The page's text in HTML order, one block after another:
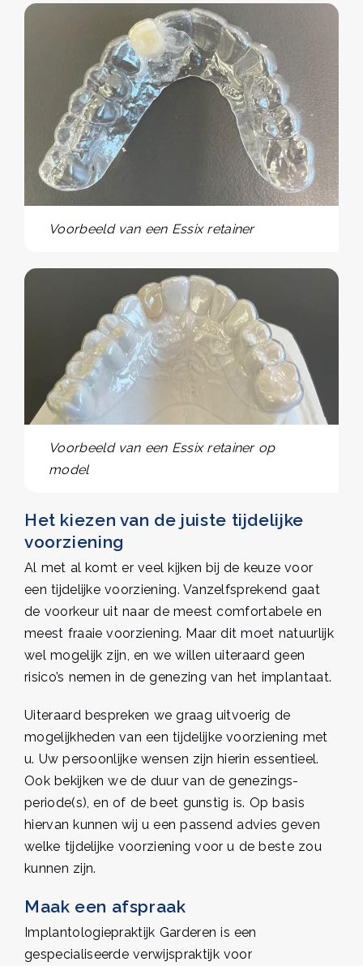
Voorbeeld van een Essix retainer
Voorbeeld van een Essix retainer op
model
Het kiezen van de juiste tijdelijke
voorziening
Al met al komt er veel kijken bij de keuze voor
een tijdelijke voorziening. Vanzelfsprekend gaat
de voorkeur uit naar de meest comfortabele en
meest fraaie voorziening. Maar dit moet natuurlijk
wel mogelijk zijn, en we willen uiteraard geen
risico’s nemen in de genezing van het implantaat.
Uiteraard bespreken we graag uitvoerig de
mogelijkheden van een tijdelijke voorziening met
u. Uw persoonlijke wensen zijn hierin essentieel.
Ook bekijken we de duur van de genezings-
periode(s), en of de beet gunstig is. Op basis
hiervan kunnen wij u een passend advies geven
welke tijdelijke voorziening voor u de beste zou
kunnen zijn.
Maak een afspraak
Implantologiepraktijk Garderen is een
gespecialiseerde verwijspraktijk voor